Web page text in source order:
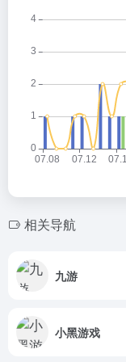
相关导航
九游
小黑游戏